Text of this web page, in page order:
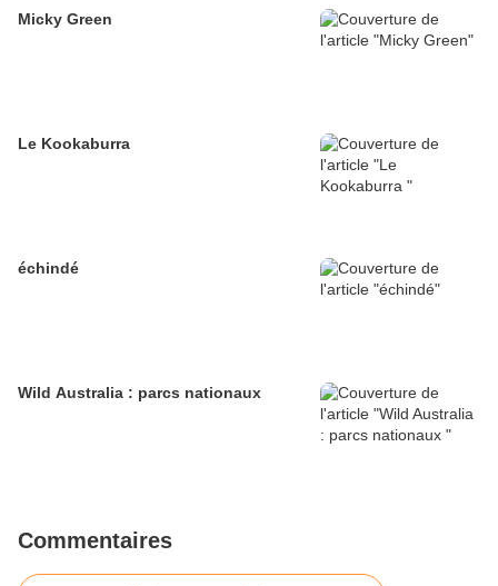
Micky Green
Le Kookaburra
échindé
Wild Australia : parcs nationaux
Commentaires